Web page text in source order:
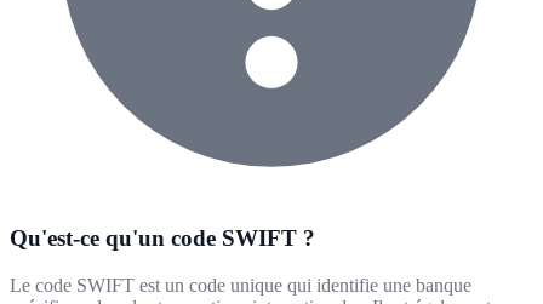
Qu'est-ce qu'un code SWIFT ?
Le code SWIFT est un code unique qui identifie une banque